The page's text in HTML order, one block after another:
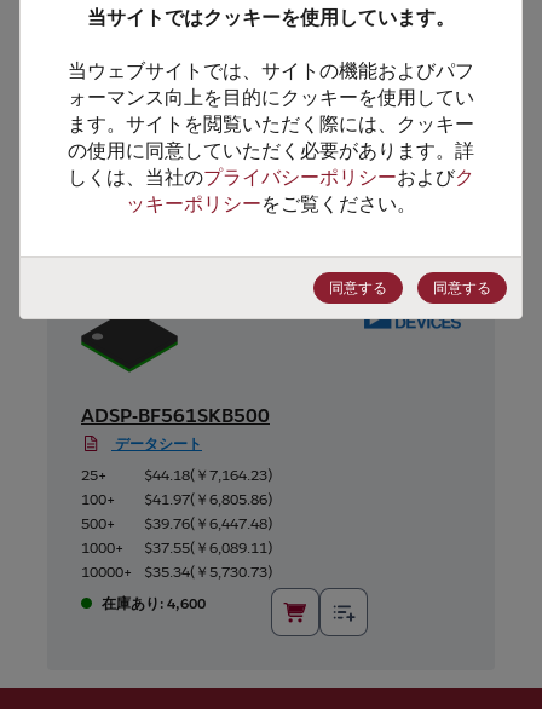
ECCN番号 3A991.A.2
代替製品のご提案
ADSP-BF561SKB500
データシート
25+
$44.18(￥7,164.23)
100+
$41.97(￥6,805.86)
500+
$39.76(￥6,447.48)
1000+
$37.55(￥6,089.11)
10000+
$35.34(￥5,730.73)
在庫あり: 4,600
当サイトではクッキーを使用しています。
当ウェブサイトでは、サイトの機能およびパフ
ォーマンス向上を目的にクッキーを使用してい
ます。サイトを閲覧いただく際には、クッキー
の使用に同意していただく必要があります。詳
しくは、当社のプライバシーポリシーおよびク
ッキーポリシーをご覧ください。
同意する 同意する